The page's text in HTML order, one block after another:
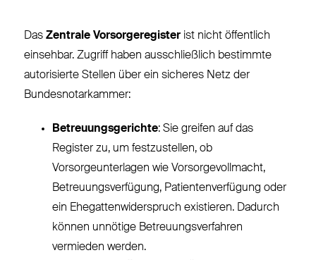
DasZentrale Vorsorgeregister ist nicht öffentlich
einsehbar. Zugriff haben ausschließlich bestimmte
autorisierte Stellen über ein sicheres Netz der
Bundesnotarkammer:
Betreuungsgerichte: Sie greifen auf das
Register zu, um festzustellen, ob
Vorsorgeunterlagen wie Vorsorgevollmacht,
Betreuungsverfügung, Patientenverfügung oder
ein Ehegattenwiderspruch existieren. Dadurch
können unnötige Betreuungsverfahren
vermieden werden.